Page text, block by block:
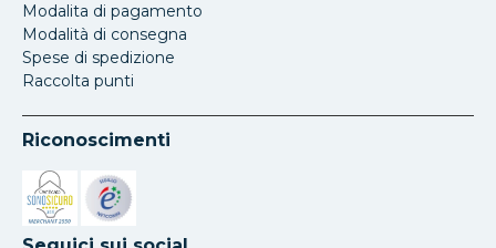
Modalita di pagamento
Modalità di consegna
Spese di spedizione
Raccolta punti
Riconoscimenti
Si apre in una nuova scheda
Si apre in una nuova scheda